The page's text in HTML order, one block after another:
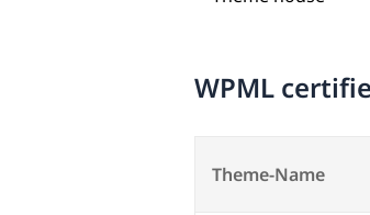
WPML
Theme-Name